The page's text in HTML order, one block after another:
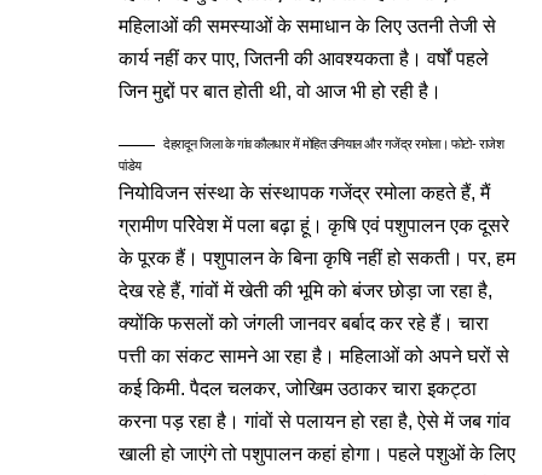
महिलाओं की समस्याओं के समाधान के लिए उतनी तेजी से
कार्य नहीं कर पाए, जितनी की आवश्यकता है। वर्षों पहले
जिन मुद्दों पर बात होती थी, वो आज भी हो रही है।
देहरादून जिला के गांव कौलधार में मोहित उनियाल और गजेंद्र रमोला। फोटो- राजेश
पांडेय
नियोविजन संस्था के संस्थापक गजेंद्र रमोला कहते हैं, मैं
ग्रामीण परिेवेश में पला बढ़ा हूं। कृषि एवं पशुपालन एक दूसरे
के पूरक हैं। पशुपालन के बिना कृषि नहीं हो सकती। पर, हम
देख रहे हैं, गांवों में खेती की भूमि को बंजर छोड़ा जा रहा है,
क्योंकि फसलों को जंगली जानवर बर्बाद कर रहे हैं। चारा
पत्ती का संकट सामने आ रहा है। महिलाओं को अपने घरों से
कई किमी. पैदल चलकर, जोखिम उठाकर चारा इकट्ठा
करना पड़ रहा है। गांवों से पलायन हो रहा है, ऐसे में जब गांव
खाली हो जाएंगे तो पशुपालन कहां होगा। पहले पशुओं के लिए